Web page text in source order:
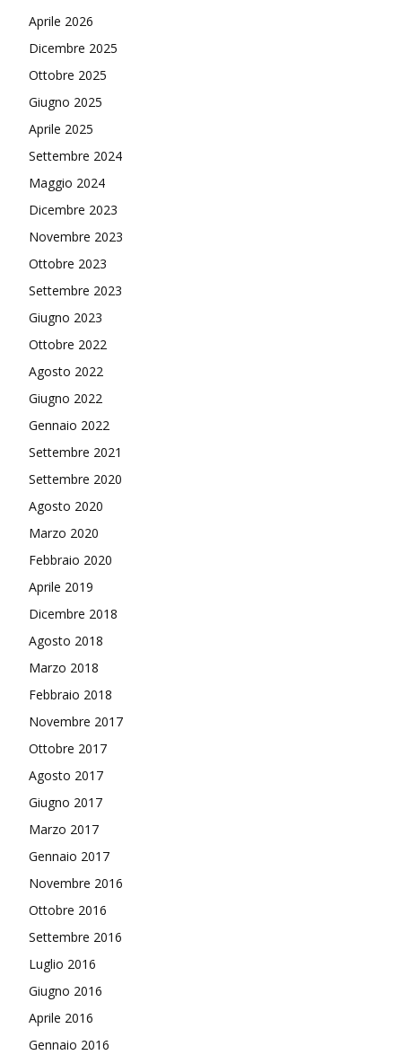
Aprile 2026
Dicembre 2025
Ottobre 2025
Giugno 2025
Aprile 2025
Settembre 2024
Maggio 2024
Dicembre 2023
Novembre 2023
Ottobre 2023
Settembre 2023
Giugno 2023
Ottobre 2022
Agosto 2022
Giugno 2022
Gennaio 2022
Settembre 2021
Settembre 2020
Agosto 2020
Marzo 2020
Febbraio 2020
Aprile 2019
Dicembre 2018
Agosto 2018
Marzo 2018
Febbraio 2018
Novembre 2017
Ottobre 2017
Agosto 2017
Giugno 2017
Marzo 2017
Gennaio 2017
Novembre 2016
Ottobre 2016
Settembre 2016
Luglio 2016
Giugno 2016
Aprile 2016
Gennaio 2016